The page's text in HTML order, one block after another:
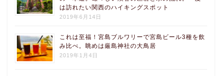
は訪れたい関西のハイキングスポット
2019年6月14日
これは至福！宮島ブルワリーで宮島ビール3種を飲
み比べ。眺めは厳島神社の大鳥居
2019年1月4日